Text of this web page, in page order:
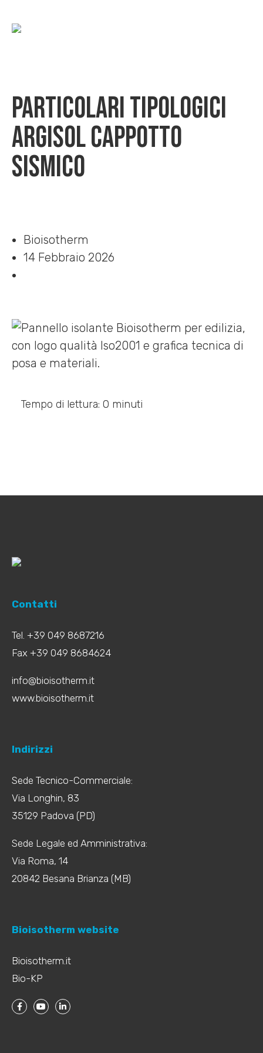
Particolari tipologici
Argisol cappotto
sismico
Bioisotherm
14 Febbraio 2026
Tempo di lettura: 0 minuti
Contatti
Tel. +39 049 8687216
Fax +39 049 8684624
info@bioisotherm.it
www.bioisotherm.it
Indirizzi
Sede Tecnico-Commerciale:
Via Longhin, 83
35129 Padova (PD)
Sede Legale ed Amministrativa:
Via Roma, 14
20842 Besana Brianza (MB)
Bioisotherm website
Bioisotherm.it
Bio-KP